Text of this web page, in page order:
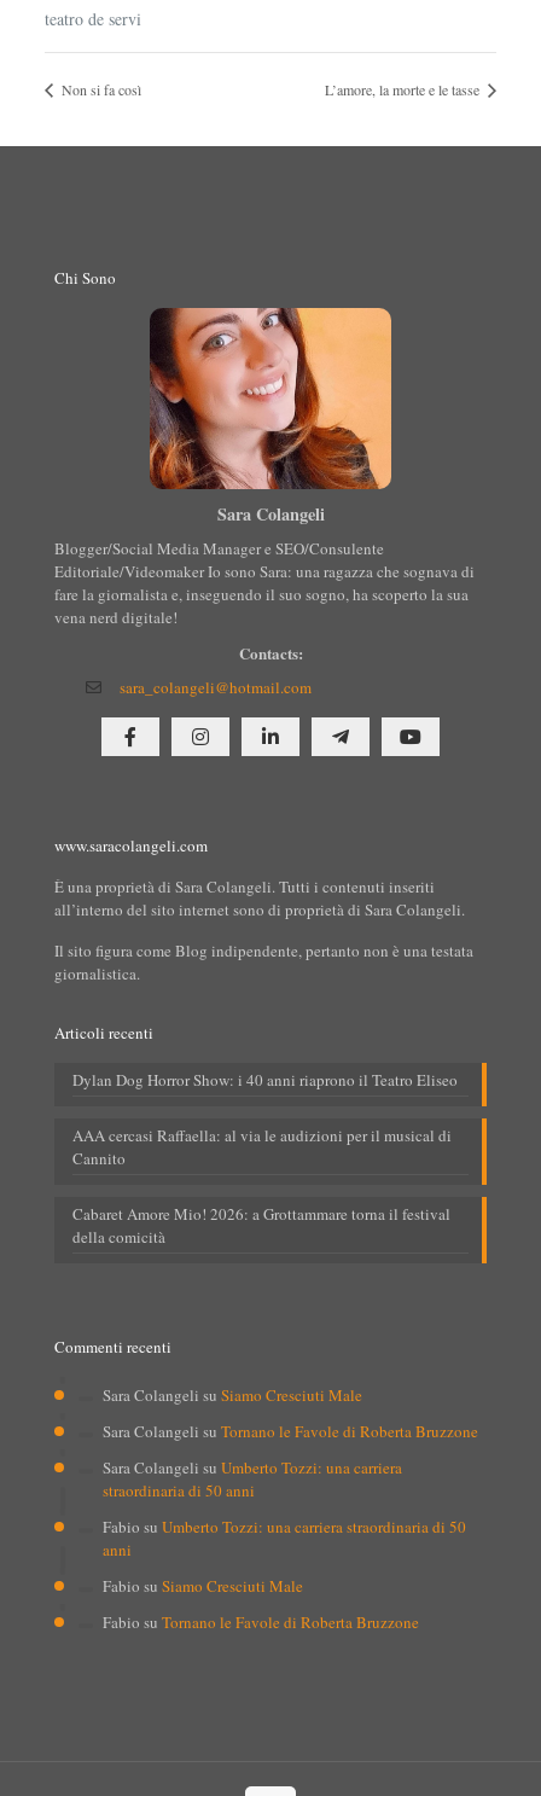
teatro de servi
Non si fa così L’amore, la morte e le tasse
Chi Sono
Sara Colangeli
Blogger/Social Media Manager e SEO/Consulente
Editoriale/Videomaker Io sono Sara: una ragazza che sognava di
fare la giornalista e, inseguendo il suo sogno, ha scoperto la sua
vena nerd digitale!
Contacts:
sara_colangeli@hotmail.com
www.saracolangeli.com
È una proprietà di Sara Colangeli. Tutti i contenuti inseriti
all’interno del sito internet sono di proprietà di Sara Colangeli.
Il sito figura come Blog indipendente, pertanto non è una testata
giornalistica.
Articoli recenti
Dylan Dog Horror Show: i 40 anni riaprono il Teatro Eliseo
AAA cercasi Raffaella: al via le audizioni per il musical di
Cannito
Cabaret Amore Mio! 2026: a Grottammare torna il festival
della comicità
Commenti recenti
Sara Colangeli su Siamo Cresciuti Male
Sara Colangeli su Tornano le Favole di Roberta Bruzzone
Sara Colangeli su Umberto Tozzi: una carriera
straordinaria di 50 anni
Fabio su Umberto Tozzi: una carriera straordinaria di 50
anni
Fabio su Siamo Cresciuti Male
Fabio su Tornano le Favole di Roberta Bruzzone